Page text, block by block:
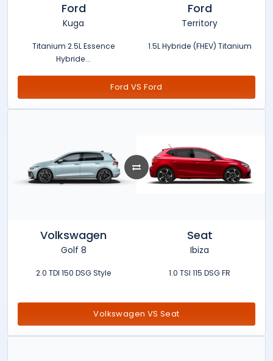
Ford
Kuga
Titanium 2.5L Essence
Hybride...
Ford
Territory
1.5L Hybride (FHEV) Titanium
Ford VS Ford
Volkswagen
Golf 8
2.0 TDI 150 DSG Style
Seat
Ibiza
1.0 TSI 115 DSG FR
Volkswagen VS Seat